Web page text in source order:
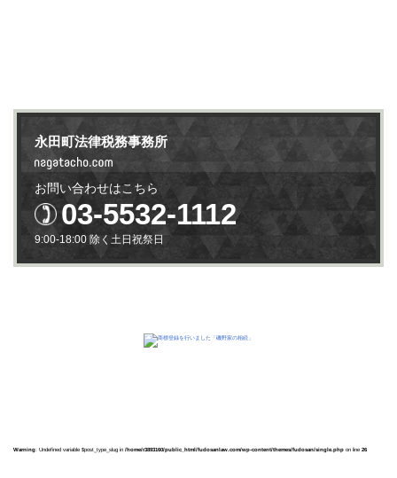
永田町法律税務事務所
お問い合わせはこちら
03-5532-1112
9:00-18:00 除く土日祝祭日
Warning: Undefined variable $post_type_slug in /home/r3893160/public_html/fudosanlaw.com/wp-content/themes/fudosan/single.php on line 26